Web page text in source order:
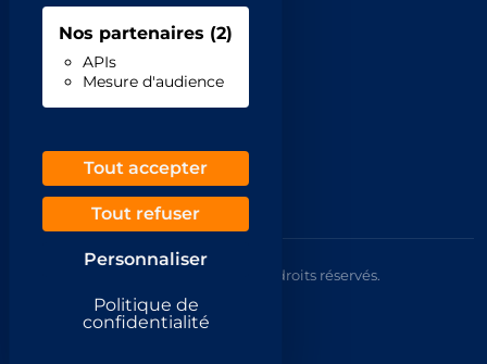
Nos partenaires (2)
APIs
Mesure d'audience
Tout accepter
Tout refuser
Personnaliser
Politique de
confidentialité
Professionnels
Inscrivez-vous
Demande de retrait
© 2026 Annuaire France Gratuit. Tous droits réservés.
Mentions légales